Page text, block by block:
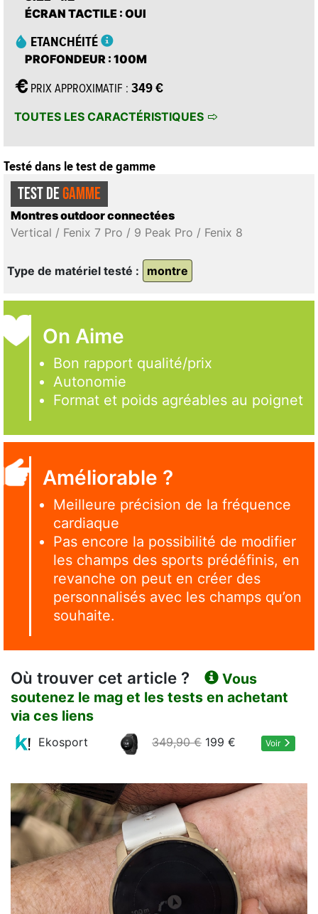
ÉCRAN TACTILE : OUI
ETANCHÉITÉ
PROFONDEUR : 100M
PRIX APPROXIMATIF : 349 €
TOUTES LES CARACTÉRISTIQUES
Testé dans le test de gamme
TEST DEGAMME
Montres outdoor connectées
Vertical / Fenix 7 Pro / 9 Peak Pro / Fenix 8
Type de matériel testé : montre
On Aime
Bon rapport qualité/prix
Autonomie
Format et poids agréables au poignet
Améliorable ?
Meilleure précision de la fréquence
cardiaque
Pas encore la possibilité de modifier
les champs des sports prédéfinis, en
revanche on peut en créer des
personnalisés avec les champs qu’on
souhaite.
Où trouver cet article ?
Vous
soutenez le mag et les tests en achetant
via ces liens
Ekosport 349,90 € 199 € Voir